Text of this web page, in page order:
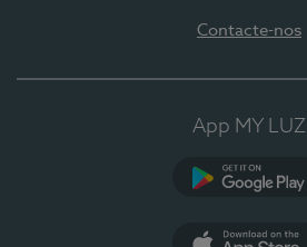
Contacte-nos
App MY LUZ